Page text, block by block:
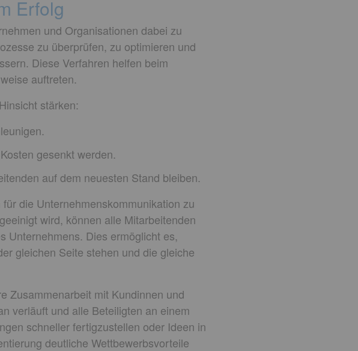
Erfolg
und Organisationen dabei zu
zu überprüfen, zu optimieren und
Diese Verfahren helfen beim
auftreten.
stärken:
gesenkt werden.
auf dem neuesten Stand bleiben.
die Unternehmenskommunikation zu
wird, können alle Mitarbeitenden
Unternehmens. Dies ermöglicht es,
gleichen Seite stehen und die gleiche
Zusammenarbeit mit Kundinnen und
verläuft und alle Beteiligten an einem
schneller fertigzustellen oder Ideen in
deutliche Wettbewerbsvorteile